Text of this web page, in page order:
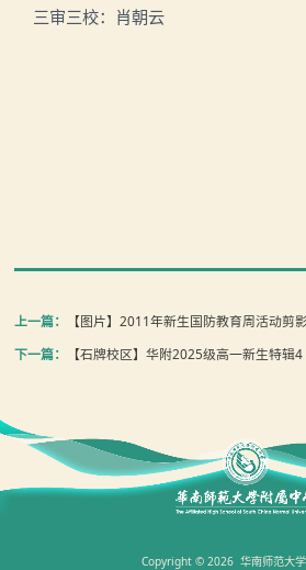
三审三校：肖朝云
上一篇：
【图片】2011年新生国防教育周活动剪影
下一篇：
【石牌校区】华附2025级高一新生特辑
Copyright © 2026 华南师范大